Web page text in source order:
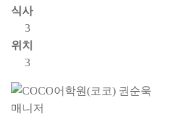
식사
3
위치
3